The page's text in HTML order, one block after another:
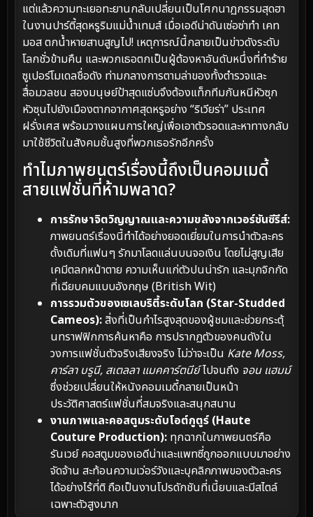
แต่แล้วความทะเยอทะยานกลับเปลี่ยนเป็นโศกนาฏกรรมสุดฮา
ในงานปาร์ตี้สุดหรูริมแม่น้ำเทมส์ เมื่อเอดีน่าดันเซ่อซ่าทำ เคท
มอส ตกน้ำหายสาบสูญไป! เหตุการณ์นี้กลายเป็นข่าวดังระดับ
โลกชั่วข้ามคืน และพวกเธอตกเป็นผู้ต้องหาอันดับหนึ่งที่ทำร้าย
ซูเปอร์โมเดลชื่อดัง ท่ามกลางการตามล่าของทั้งตำรวจและ
สื่อมวลชน สองมนุษย์ป้าสุดแซ่บจึงต้องแท็กทีมกันหนีหัวซุก
หัวซุนไปยังเมืองตากอากาศสุดหรูอย่าง “ริเวียร่า” ประเทศ
ฝรั่งเศส พร้อมวางแผนการใหญ่เพื่อเอาตัวรอดและหาทางกลับ
มาใช้ชีวิตในสังคมชั้นสูงที่พวกเธอรักอีกครั้ง
ทำไมภาพยนตร์เรื่องนี้ถึงเป็นคอมเมดี้
สายแฟชั่นที่ห้ามพลาด?
การรักษาจิตวิญญาณและความขลังจากเวอร์ชันซีรีส์:
ภาพยนตร์เรื่องนี้ทำได้อย่างยอดเยี่ยมในการนำตัวละคร
ดั้งเดิมที่แฟนๆ รักมาโลดแล่นบนจอเงิน โดยไม่สูญเสีย
เคมีตลกหน้าตาย ความเห็นแก่ตัวปนน่ารัก และมุกจิกกัด
ที่เฉียบคมแบบอังกฤษ (British Wit)
การรวมตัวของเซเลบริตี้ระดับโลก (Star-Studded
Cameos):สิ่งที่เป็นกำไรสูงสุดของผู้ชมและช่วยกระตุ้
นทราฟฟิกการค้นหาคือ การปรากฏตัวของคนดังใน
วงการแฟชั่นตัวจริงเสียงจริง ไม่ว่าจะเป็น Kate Moss,
คาร์ลา บรูนี, สเตลลา แมคคาร์ตนีย์ไปจนถึง จอน แฮมม์
ซึ่งช่วยเปลี่ยนให้หนังคอมเมดี้กลายเป็นหน้า
ประวัติศาสตร์แฟชั่นที่สมจริงและสนุกสนาน
งานภาพและคอสตูมระดับโอต์กูตูร์ (Haute
Couture Production): ทุกฉากในภาพยนตร์คือ
รันเวย์ คอสตูมของเอดีน่าและแพทซี่ถูกออกแบบมาอย่าง
จัดจ้าน สะท้อนความเว่อร์วังและบุคลิกภาพของตัวละคร
ได้อย่างไร้ที่ติ ถือเป็นงานโปรดักชันที่เนี้ยบและมีสไตล์
เฉพาะตัวสูงมาก